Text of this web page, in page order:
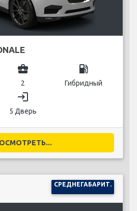
business_center
2
local_gas_station
Гибридный
login
5 Дверь
СРЕДНЕГАБАРИТ.